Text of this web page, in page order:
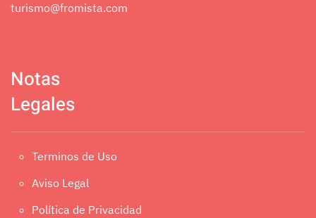
turismo@fromista.com
Notas
Legales
Terminos de Uso
Aviso Legal
Política de Privacidad